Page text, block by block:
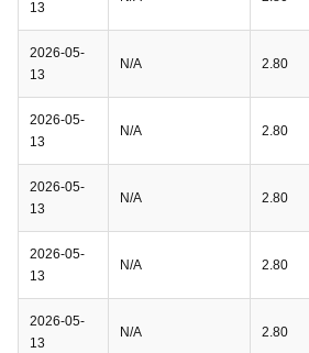
13
2026-05-
13
N/A 2.80
2026-05-
13
N/A 2.80
2026-05-
13
N/A 2.80
2026-05-
13
N/A 2.80
2026-05-
13
N/A 2.80